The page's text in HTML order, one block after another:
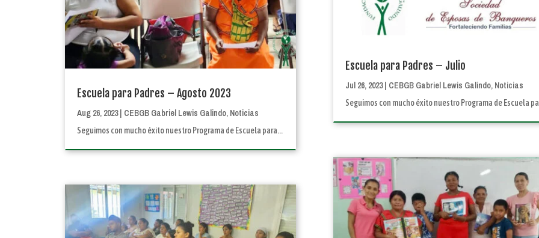
Escuela para Padres – Agosto 2023
Aug 26, 2023| CEBGB Gabriel Lewis Galindo, Noticias
Seguimos con mucho éxito nuestro Programa de Escuela para...
Escuela para Padres – Julio
Jul 26, 2023| CEBGB Gabriel Lewis Galindo, Noticias
Seguimos con mucho éxito nuestro Programa de Escuela